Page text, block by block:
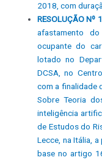
2018, com
RESOLUÇÃO Nº
afastamento
ocupante do
lotado no
DCSA, no
com a finalidade
Sobre Teoria
inteligência
de Estudos do
Lecce, na Itália,
base no artigo